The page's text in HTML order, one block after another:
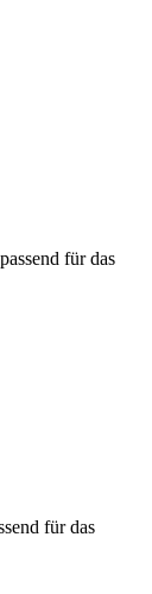
für das
für das